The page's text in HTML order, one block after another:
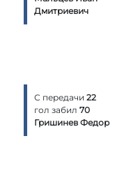
Дмитриевич
С передачи 22
гол забил 70
Гришинев Федор